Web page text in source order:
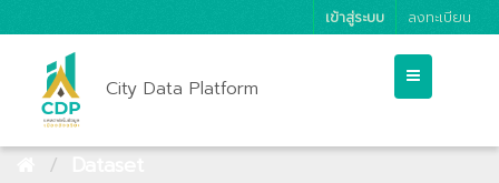
เข้าสู่ระบบ ลงทะเบียน
City Data Platform